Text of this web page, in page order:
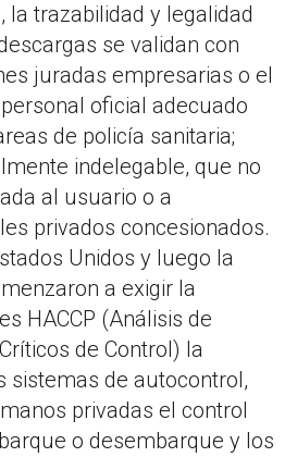
la trazabilidad y legalidad
se validan con
juradas empresarias o el
oficial adecuado
de policía sanitaria;
indelegable, que no
al usuario o a
privados concesionados.
Unidos y luego la
a exigir la
HACCP (Análisis de
de Control) la
sistemas de autocontrol,
privadas el control
o desembarque y los